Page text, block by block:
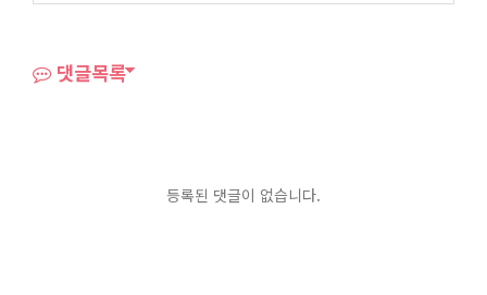
댓글목록
등록된 댓글이 없습니다.